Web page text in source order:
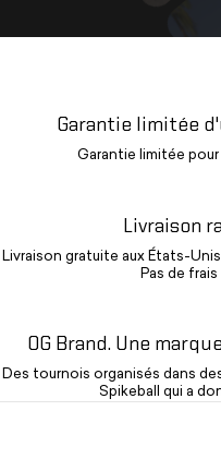
Garantie limitée
Garantie limitée
Livraison
Livraison gratuite aux États-
Pas de
OG Brand. Une
Des tournois organisés dans
Spikeball qui a